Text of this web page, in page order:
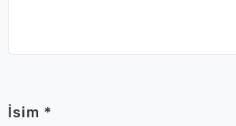
İsim *